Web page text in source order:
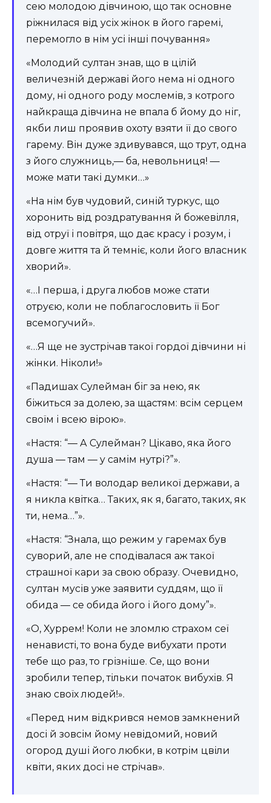
сею молодою дівчиною, що так основне
ріжнилася від усіх жінок в його гаремі,
перемогло в нім усі інші почування»
«Молодий султан знав, що в цілій
величезній державі його нема ні одного
дому, ні одного роду мослемів, з котрого
найкраща дівчина не впала б йому до ніг,
якби лиш проявив охоту взяти її до свого
гарему. Він дуже здивувався, що трут, одна
з його служниць,— ба, невольниця! —
може мати такі думки…»
«На нім був чудовий, синій туркус, що
хоронить від роздратування й божевілля,
від отруї і повітря, що дає красу і розум, і
довге життя та й темніє, коли його власник
хворий».
«…І перша, і друга любов може стати
отруєю, коли не поблагословить її Бог
всемогучий».
«…Я ще не зустрічав такої гордої дівчини ні
жінки. Ніколи!»
«Падишах Сулейман біг за нею, як
біжиться за долею, за щастям: всім серцем
своїм і всею вірою».
«Настя: “— А Сулейман? Цікаво, яка його
душа — там — у самім нутрі?”».
«Настя: “— Ти володар великої держави, а
я никла квітка… Таких, як я, багато, таких, як
ти, нема…”».
«Настя: “Знала, що режим у гаремах був
суворий, але не сподівалася аж такої
страшної кари за свою образу. Очевидно,
султан мусів уже заявити суддям, що її
обида — се обида його і його дому”».
«О, Хуррем! Коли не зломлю страхом сеї
ненависті, то вона буде вибухати проти
тебе що раз, то грізніше. Се, що вони
зробили тепер, тільки початок вибухів. Я
знаю своїх людей!».
«Перед ним відкрився немов замкнений
досі й зовсім йому невідомий, новий
огород душі його любки, в котрім цвіли
квіти, яких досі не стрічав».